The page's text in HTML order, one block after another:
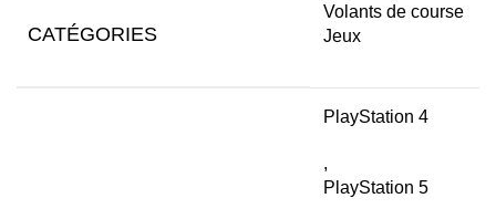
CATÉGORIES
Volants de course
Jeux
PlayStation 4
,
PlayStation 5